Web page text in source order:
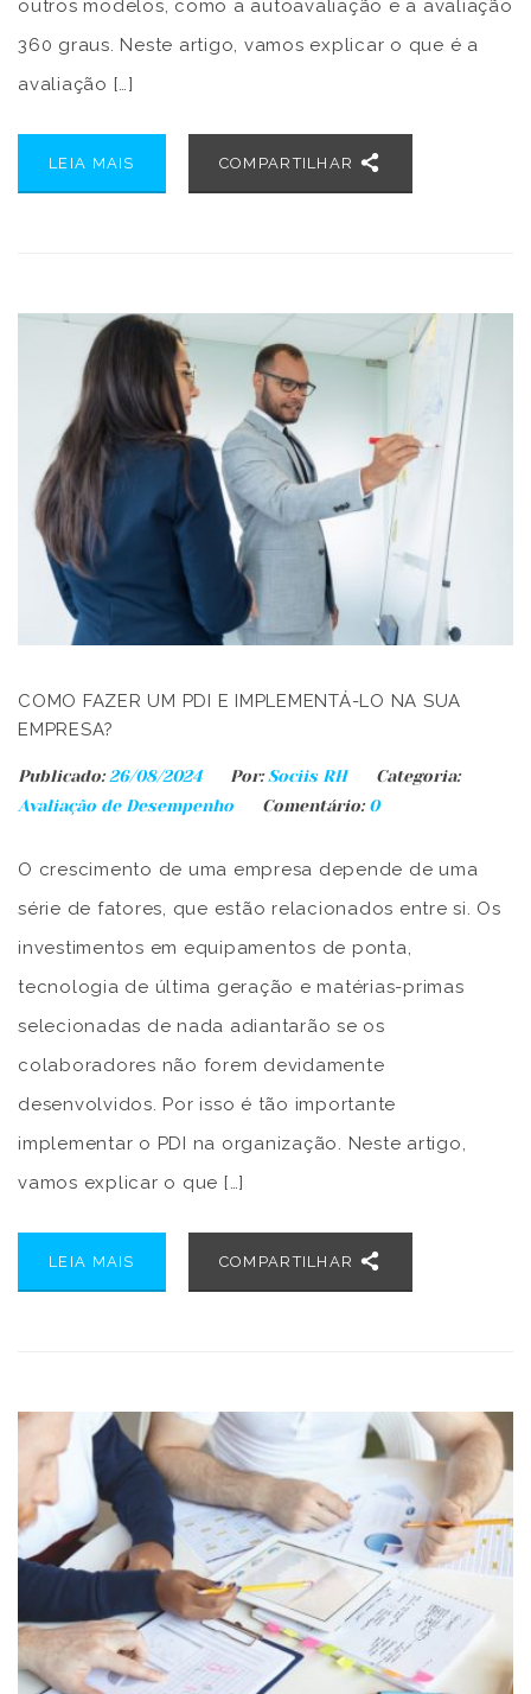
outros modelos, como a autoavaliação e a avaliação
360 graus. Neste artigo, vamos explicar o que é a
avaliação […]
LEIA MAIS COMPARTILHAR
COMO FAZER UM PDI E IMPLEMENTÁ-LO NA SUA
EMPRESA?
Publicado: 26/08/2024 Por: Sociis RH
Categoria:
Avaliação de Desempenho
Comentário:0
O crescimento de uma empresa depende de uma
série de fatores, que estão relacionados entre si. Os
investimentos em equipamentos de ponta,
tecnologia de última geração e matérias-primas
selecionadas de nada adiantarão se os
colaboradores não forem devidamente
desenvolvidos. Por isso é tão importante
implementar o PDI na organização. Neste artigo,
vamos explicar o que […]
LEIA MAIS COMPARTILHAR